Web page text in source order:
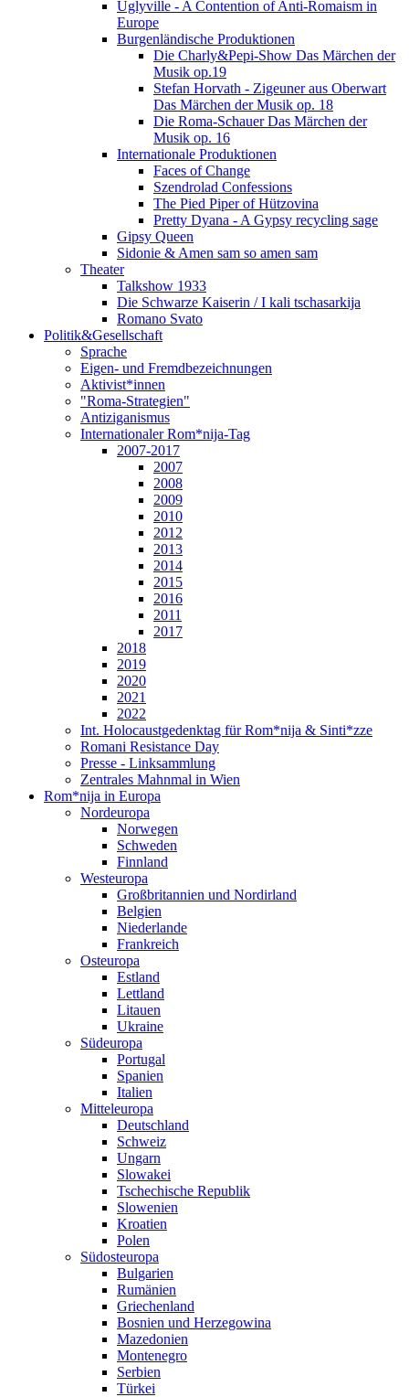
Uglyville - A Contention of Anti-Romaism in
Europe
Burgenländische Produktionen
Die Charly&Pepi-Show Das Märchen der
Musik op.19
Stefan Horvath - Zigeuner aus Oberwart
Das Märchen der Musik op. 18
Die Roma-Schauer Das Märchen der
Musik op. 16
Internationale Produktionen
Faces of Change
Szendrolad Confessions
The Pied Piper of Hützovina
Pretty Dyana - A Gypsy recycling sage
Gipsy Queen
Sidonie & Amen sam so amen sam
Theater
Talkshow 1933
Die Schwarze Kaiserin / I kali tschasarkija
Romano Svato
Politik&Gesellschaft
Sprache
Eigen- und Fremdbezeichnungen
Aktivist*innen
"Roma-Strategien"
Antiziganismus
Internationaler Rom*nija-Tag
2007-2017
2007
2008
2009
2010
2012
2013
2014
2015
2016
2011
2017
2018
2019
2020
2021
2022
Int. Holocaustgedenktag für Rom*nija & Sinti*zze
Romani Resistance Day
Presse - Linksammlung
Zentrales Mahnmal in Wien
Rom*nija in Europa
Nordeuropa
Norwegen
Schweden
Finnland
Westeuropa
Großbritannien und Nordirland
Belgien
Niederlande
Frankreich
Osteuropa
Estland
Lettland
Litauen
Ukraine
Südeuropa
Portugal
Spanien
Italien
Mitteleuropa
Deutschland
Schweiz
Ungarn
Slowakei
Tschechische Republik
Slowenien
Kroatien
Polen
Südosteuropa
Bulgarien
Rumänien
Griechenland
Bosnien und Herzegowina
Mazedonien
Montenegro
Serbien
Türkei